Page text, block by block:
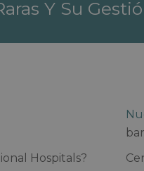
Hospitals?